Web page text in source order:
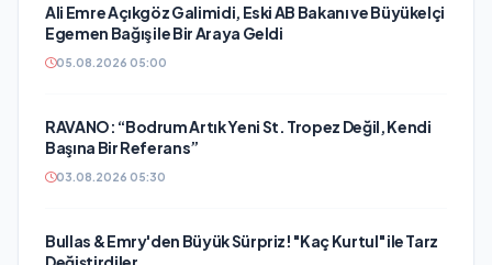
Ali Emre Açıkgöz Galimidi, Eski AB Bakanı ve Büyükelçi
Egemen Bağış ile Bir Araya Geldi
05.08.2026 05:00
RAVANO: “Bodrum Artık Yeni St. Tropez Değil, Kendi
Başına Bir Referans”
03.08.2026 05:30
Bullas & Emry'den Büyük Sürpriz! "Kaç Kurtul" ile Tarz